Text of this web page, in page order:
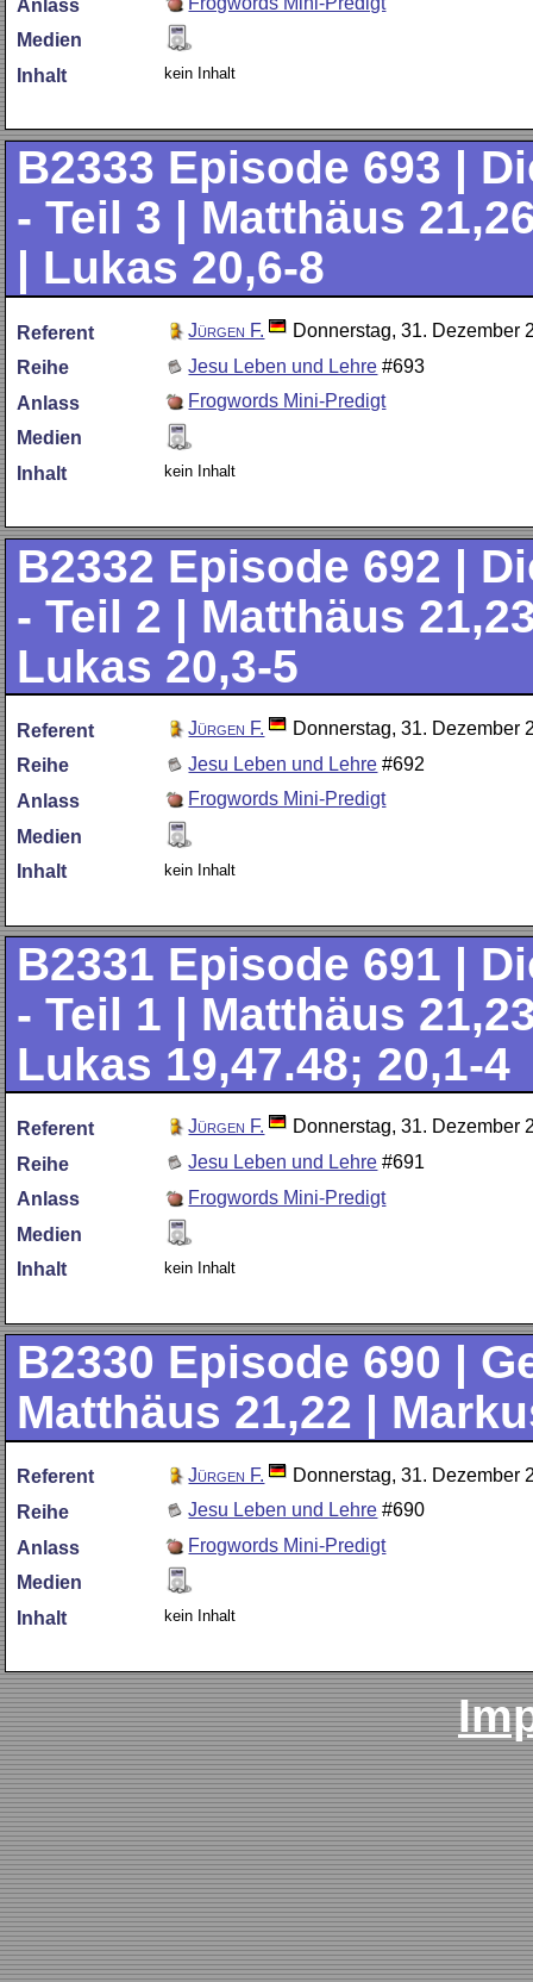
Anlass
Medien
Inhalt
kein Inhalt
B2333 Episode 693 |
- Teil 3 | Matthäus
| Lukas 20,6-8
Referent Jürgen F.
Donnerstag, 31. Dezember
Reihe
Jesu Leben und Lehre #693
Anlass
Frogwords Mini-Predigt
Medien
Inhalt
kein Inhalt
B2332 Episode 692 |
- Teil 2 | Matthäus
Lukas 20,3-5
Referent Jürgen F.
Donnerstag, 31. Dezember
Reihe
Jesu Leben und Lehre #692
Anlass
Frogwords Mini-Predigt
Medien
Inhalt
kein Inhalt
B2331 Episode 691 |
- Teil 1 | Matthäus
Lukas 19,47.48; 20,1-4
Referent Jürgen F.
Donnerstag, 31. Dezember
Reihe
Jesu Leben und Lehre #691
Anlass
Frogwords Mini-Predigt
Medien
Inhalt
kein Inhalt
B2330 Episode 690 |
Matthäus 21,22 |
Referent Jürgen F.
Donnerstag, 31. Dezember
Reihe
Jesu Leben und Lehre #690
Anlass
Frogwords Mini-Predigt
Medien
Inhalt
kein Inhalt